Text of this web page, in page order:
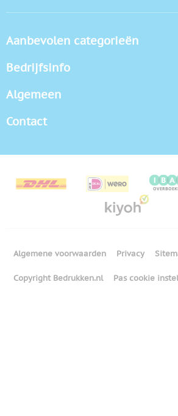
Aanbevolen categorieën
Bedrijfsinfo
Algemeen
Contact
Algemene voorwaarden Privacy
Copyright Bedrukken.nl Pas cookie